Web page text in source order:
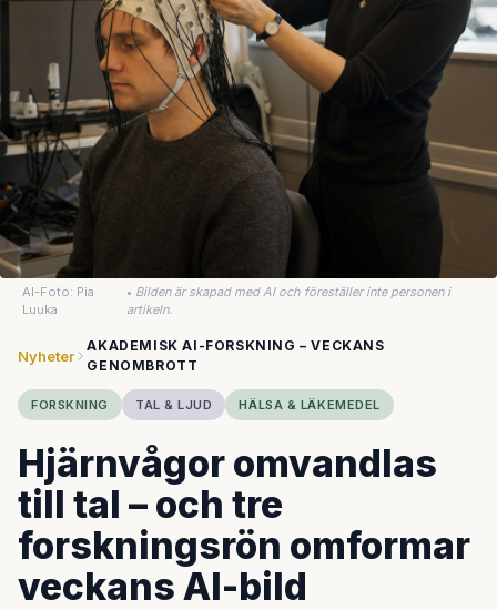
AI-Foto: Pia
Luuka
• Bilden är skapad med AI och föreställer inte personen i
artikeln.
Nyheter
AKADEMISK AI-FORSKNING – VECKANS
GENOMBROTT
FORSKNING TAL & LJUD HÄLSA & LÄKEMEDEL
Hjärnvågor omvandlas
till tal – och tre
forskningsrön omformar
veckans AI-bild